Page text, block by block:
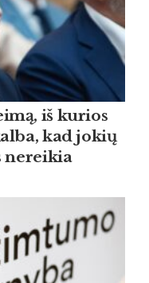
iš kurios
kad jokių
nereikia